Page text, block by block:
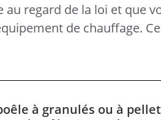
au regard de la loi et que
de chauffage.
à granulés ou à